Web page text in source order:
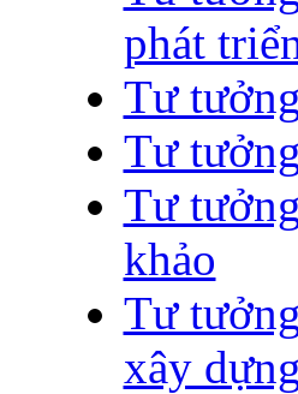
phát
Tư
Tư
Tư
khảo
Tư
xây